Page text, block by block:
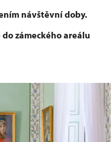
návštěvní doby.
zámeckého areálu